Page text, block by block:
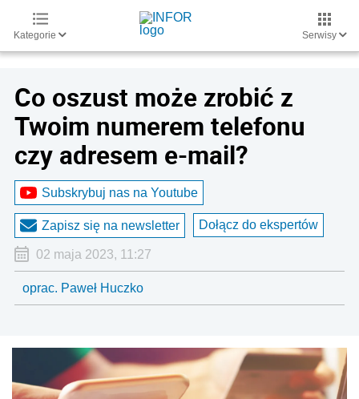
Kategorie Serwisy
Co oszust może zrobić z
Twoim numerem telefonu
czy adresem e-mail?
Subskrybuj nas na Youtube
Zapisz się na newsletter Dołącz do ekspertów
02 maja 2023, 11:27
oprac. Paweł Huczko